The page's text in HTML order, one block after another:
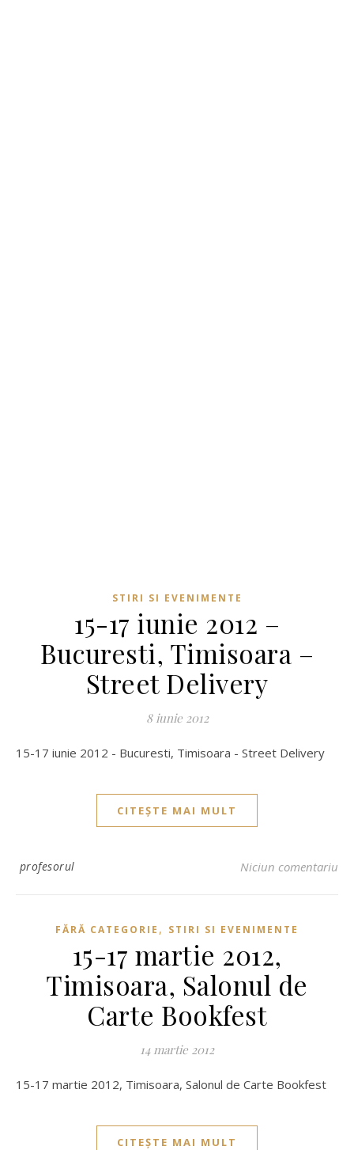
STIRI SI EVENIMENTE
15-17 iunie 2012 –
Bucuresti, Timisoara –
Street Delivery
8 iunie 2012
15-17 iunie 2012 - Bucuresti, Timisoara - Street Delivery
CITEȘTE MAI MULT
profesorul Niciun comentariu
FĂRĂ CATEGORIE , STIRI SI EVENIMENTE
15-17 martie 2012,
Timisoara, Salonul de
Carte Bookfest
14 martie 2012
15-17 martie 2012, Timisoara, Salonul de Carte Bookfest
CITEȘTE MAI MULT